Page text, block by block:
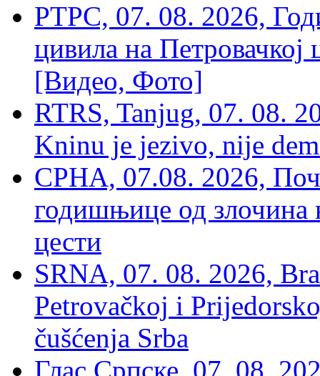
РТРС, 07. 08. 2026,
цивила на Петровачкој
[Видео, Фото]
RTRS, Tanjug, 07. 08.
Kninu je jezivo, nije
СРНА, 07.08. 2026,
годишњице од злочина
цести
SRNA, 07. 08. 2026,
Petrovačkoj i
čušćenja Srba